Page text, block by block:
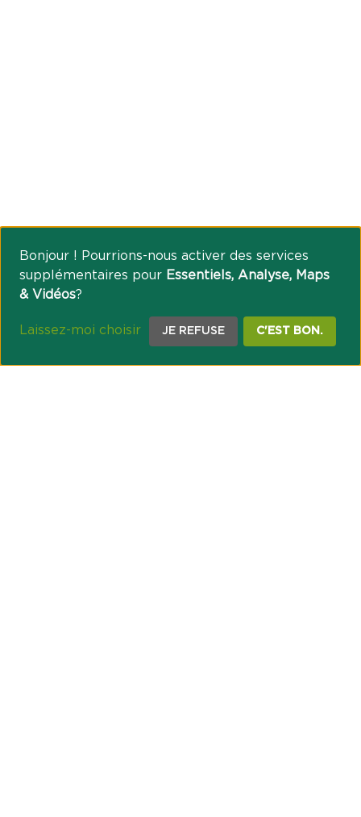
Bonjour ! Pourrions-nous activer des services
supplémentaires pour Essentiels, Analyse, Maps
& Vidéos?
Laissez-moi choisir JE REFUSE C'EST BON.